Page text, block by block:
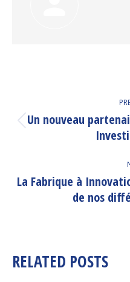
NAVIGATION
Un nouveau
La Fabrique à
de nos
RELATED POSTS